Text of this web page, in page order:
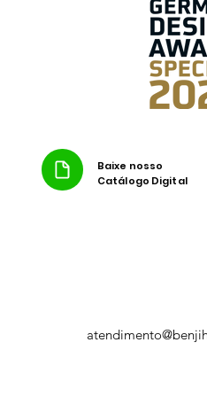
Baixe nosso
Catálogo Digital